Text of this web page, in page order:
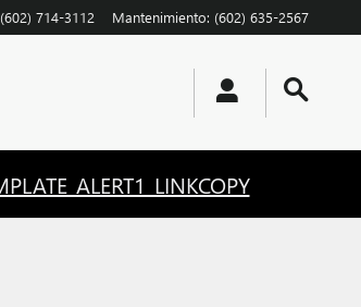
(602) 714-3112 Mantenimiento: (602) 635-2567